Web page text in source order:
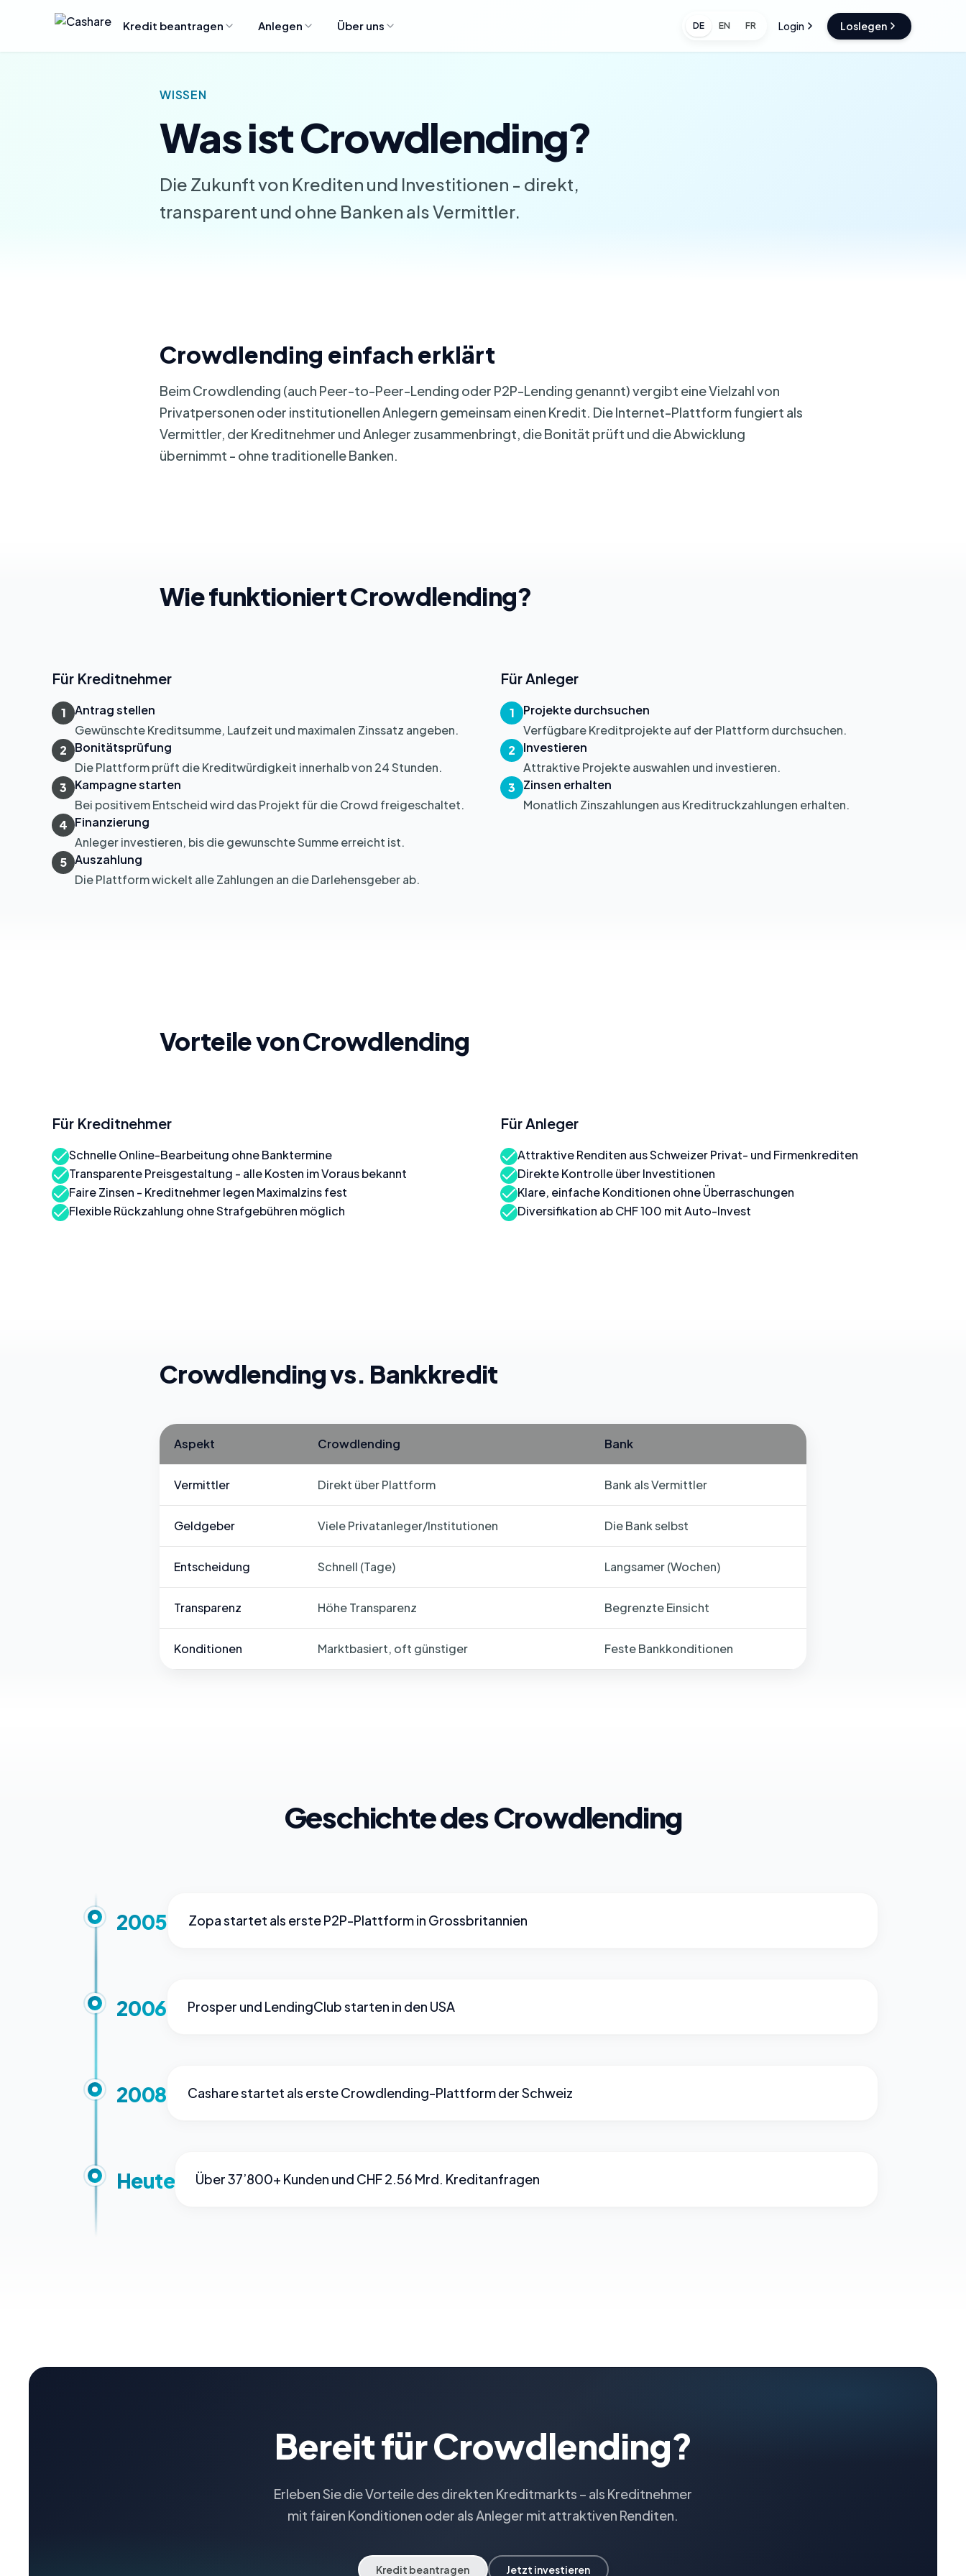
Kredit beantragen Anlegen Über uns DE EN FR Login Loslegen
WISSEN
Was ist Crowdlending?
Die Zukunft von Krediten und Investitionen - direkt,
transparent und ohne Banken als Vermittler.
Crowdlending einfach erklärt
Beim Crowdlending (auch Peer-to-Peer-Lending oder P2P-Lending genannt) vergibt eine Vielzahl von
Privatpersonen oder institutionellen Anlegern gemeinsam einen Kredit. Die Internet-Plattform fungiert als
Vermittler, der Kreditnehmer und Anleger zusammenbringt, die Bonität prüft und die Abwicklung
übernimmt - ohne traditionelle Banken.
Wie funktioniert Crowdlending?
Für Kreditnehmer
1
Antrag stellen
Gewünschte Kreditsumme, Laufzeit und maximalen Zinssatz angeben.
2
Bonitätsprüfung
Die Plattform prüft die Kreditwürdigkeit innerhalb von 24 Stunden.
3
Kampagne starten
Bei positivem Entscheid wird das Projekt für die Crowd freigeschaltet.
4 Finanzierung
Anleger investieren, bis die gewunschte Summe erreicht ist.
5 Auszahlung
Die Plattform wickelt alle Zahlungen an die Darlehensgeber ab.
Für Anleger
1
Projekte durchsuchen
Verfügbare Kreditprojekte auf der Plattform durchsuchen.
2
Investieren
Attraktive Projekte auswahlen und investieren.
3
Zinsen erhalten
Monatlich Zinszahlungen aus Kreditruckzahlungen erhalten.
Vorteile von Crowdlending
Für Kreditnehmer
Schnelle Online-Bearbeitung ohne Banktermine
Transparente Preisgestaltung - alle Kosten im Voraus bekannt
Faire Zinsen - Kreditnehmer legen Maximalzins fest
Flexible Rückzahlung ohne Strafgebühren möglich
Für Anleger
Attraktive Renditen aus Schweizer Privat- und Firmenkrediten
Direkte Kontrolle über Investitionen
Klare, einfache Konditionen ohne Überraschungen
Diversifikation ab CHF 100 mit Auto-Invest
Crowdlending vs. Bankkredit
Aspekt Crowdlending Bank
Vermittler Direkt über Plattform Bank als Vermittler
Geldgeber Viele Privatanleger/Institutionen Die Bank selbst
Entscheidung Schnell (Tage) Langsamer (Wochen)
Transparenz Höhe Transparenz Begrenzte Einsicht
Konditionen Marktbasiert, oft günstiger Feste Bankkonditionen
Geschichte des Crowdlending
2005 Zopa startet als erste P2P-Plattform in Grossbritannien
2006 Prosper und LendingClub starten in den USA
2008 Cashare startet als erste Crowdlending-Plattform der Schweiz
Heute Über 37’800+ Kunden und CHF 2.56 Mrd. Kreditanfragen
Bereit für Crowdlending?
Erleben Sie die Vorteile des direkten Kreditmarkts – als Kreditnehmer
mit fairen Konditionen oder als Anleger mit attraktiven Renditen.
Kredit beantragen Jetzt investieren